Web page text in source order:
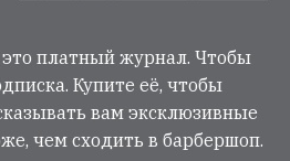
платный журнал. Чтобы
Купите её, чтобы
вам эксклюзивные
чем сходить в барбершоп.